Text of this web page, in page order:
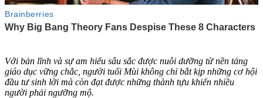
Với bản lĩnh và sự am hiểu sâu sắc được nuôi dưỡng từ nền tảng
giáo dục vững chắc, người tuổi Mùi không chỉ bắt kịp những cơ hội
đầu tư sinh lời mà còn đạt được những thành tựu khiến nhiều
người phải ngưỡng mộ.